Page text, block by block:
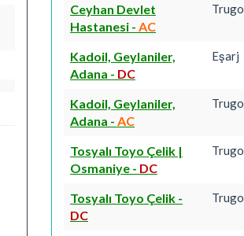
Ceyhan Devlet
Hastanesi - AC
Trugo
Kadoil, Geylaniler,
Adana - DC
Eşarj
Kadoil, Geylaniler,
Adana - AC
Trugo
Tosyalı Toyo Çelik |
Osmaniye - DC
Trugo
Tosyalı Toyo Çelik -
DC
Trugo